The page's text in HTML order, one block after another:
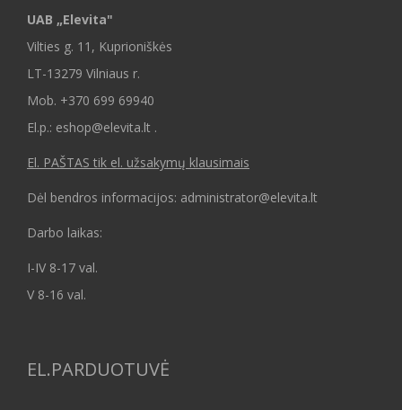
UAB „Elevita"
Vilties g. 11, Kuprioniškės
LT-13279 Vilniaus r.
Mob. +370 699 69940
El.p.: eshop@elevita.lt .
El. PAŠTAS tik el. užsakymų klausimais
Dėl bendros informacijos: administrator@elevita.lt
Darbo laikas:
I-IV 8-17 val.
V 8-16 val.
EL.PARDUOTUVĖ